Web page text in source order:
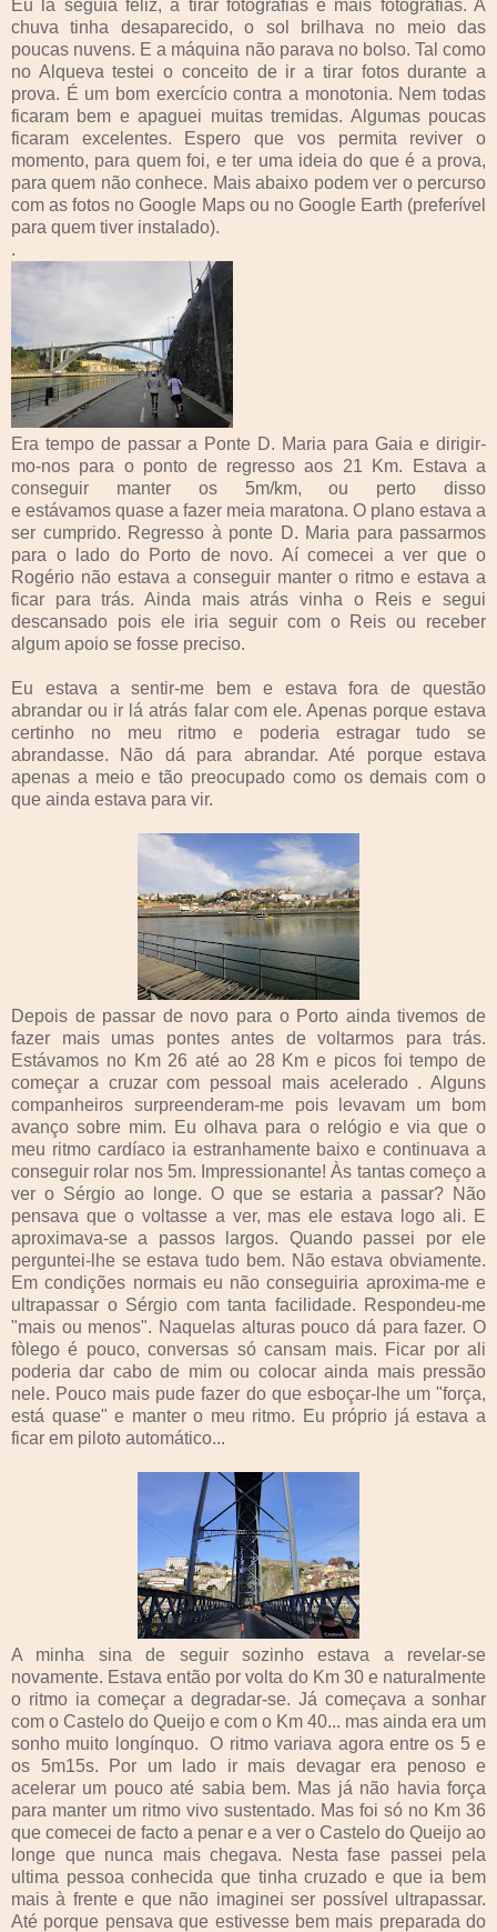
Eu lá seguia feliz, a tirar fotografias e mais fotografias. A
chuva tinha desaparecido, o sol brilhava no meio das
poucas nuvens. E a máquina não parava no bolso. Tal como
no Alqueva testei o conceito de ir a tirar fotos durante a
prova. É um bom exercício contra a monotonia. Nem todas
ficaram bem e apaguei muitas tremidas. Algumas poucas
ficaram excelentes. Espero que vos permita reviver o
momento, para quem foi, e ter uma ideia do que é a prova,
para quem não conhece. Mais abaixo podem ver o percurso
com as fotos no Google Maps ou no Google Earth (preferível
para quem tiver instalado).
.
Era tempo de passar a Ponte D. Maria para Gaia e dirigir-
mo-nos para o ponto de regresso aos 21 Km. Estava a
conseguir manter os 5m/km, ou perto disso
e estávamos quase a fazer meia maratona. O plano estava a
ser cumprido. Regresso à ponte D. Maria para passarmos
para o lado do Porto de novo. Aí comecei a ver que o
Rogério não estava a conseguir manter o ritmo e estava a
ficar para trás. Ainda mais atrás vinha o Reis e segui
descansado pois ele iria seguir com o Reis ou receber
algum apoio se fosse preciso.
Eu estava a sentir-me bem e estava fora de questão
abrandar ou ir lá atrás falar com ele. Apenas porque estava
certinho no meu ritmo e poderia estragar tudo se
abrandasse. Não dá para abrandar. Até porque estava
apenas a meio e tão preocupado como os demais com o
que ainda estava para vir.
Depois de passar de novo para o Porto ainda tivemos de
fazer mais umas pontes antes de voltarmos para trás.
Estávamos no Km 26 até ao 28 Km e picos foi tempo de
começar a cruzar com pessoal mais acelerado . Alguns
companheiros surpreenderam-me pois levavam um bom
avanço sobre mim. Eu olhava para o relógio e via que o
meu ritmo cardíaco ia estranhamente baixo e continuava a
conseguir rolar nos 5m. Impressionante! Às tantas começo a
ver o Sérgio ao longe. O que se estaria a passar? Não
pensava que o voltasse a ver, mas ele estava logo ali. E
aproximava-se a passos largos. Quando passei por ele
perguntei-lhe se estava tudo bem. Não estava obviamente.
Em condições normais eu não conseguiria aproxima-me e
ultrapassar o Sérgio com tanta facilidade. Respondeu-me
"mais ou menos". Naquelas alturas pouco dá para fazer. O
fòlego é pouco, conversas só cansam mais. Ficar por ali
poderia dar cabo de mim ou colocar ainda mais pressão
nele. Pouco mais pude fazer do que esboçar-lhe um "força,
está quase" e manter o meu ritmo. Eu próprio já estava a
ficar em piloto automático...
A minha sina de seguir sozinho estava a revelar-se
novamente. Estava então por volta do Km 30 e naturalmente
o ritmo ia começar a degradar-se. Já começava a sonhar
com o Castelo do Queijo e com o Km 40... mas ainda era um
sonho muito longínquo. O ritmo variava agora entre os 5 e
os 5m15s. Por um lado ir mais devagar era penoso e
acelerar um pouco até sabia bem. Mas já não havia força
para manter um ritmo vivo sustentado. Mas foi só no Km 36
que comecei de facto a penar e a ver o Castelo do Queijo ao
longe que nunca mais chegava. Nesta fase passei pela
ultima pessoa conhecida que tinha cruzado e que ia bem
mais à frente e que não imaginei ser possível ultrapassar.
Até porque pensava que estivesse bem mais preparada do